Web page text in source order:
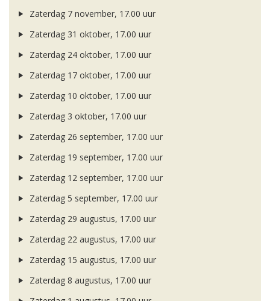
Zaterdag 7 november, 17.00 uur
Zaterdag 31 oktober, 17.00 uur
Zaterdag 24 oktober, 17.00 uur
Zaterdag 17 oktober, 17.00 uur
Zaterdag 10 oktober, 17.00 uur
Zaterdag 3 oktober, 17.00 uur
Zaterdag 26 september, 17.00 uur
Zaterdag 19 september, 17.00 uur
Zaterdag 12 september, 17.00 uur
Zaterdag 5 september, 17.00 uur
Zaterdag 29 augustus, 17.00 uur
Zaterdag 22 augustus, 17.00 uur
Zaterdag 15 augustus, 17.00 uur
Zaterdag 8 augustus, 17.00 uur